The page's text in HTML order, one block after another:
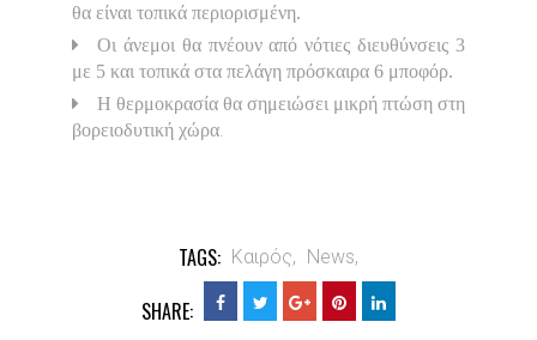
θα είναι τοπικά περιορισμένη.
Οι άνεμοι θα πνέουν από νότιες διευθύνσεις 3
με 5 και τοπικά στα πελάγη πρόσκαιρα 6 μποφόρ.
Η θερμοκρασία θα σημειώσει μικρή πτώση στη
βορειοδυτική χώρα
TAGS: Καιρός, News,
SHARE: